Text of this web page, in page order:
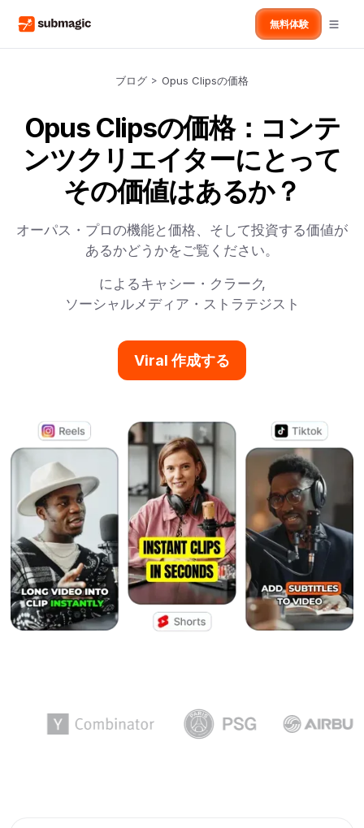
無料体験
ブログ > Opus Clipsの価格
Opus Clipsの価格：コンテ
ンツクリエイターにとって
その価値はあるか？
オーパス・プロの機能と価格、そして投資する価値が
あるかどうかをご覧ください。
によるキャシー・クラーク,
ソーシャルメディア・ストラテジスト
Viral 作成する